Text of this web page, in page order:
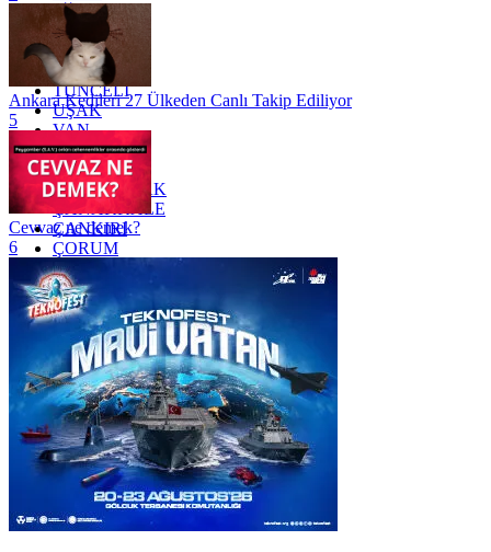
SİİRT
TEKİRDAĞ
TOKAT
TRABZON
TUNCELİ
UŞAK
VAN
YALOVA
YOZGAT
ZONGULDAK
ÇANAKKALE
ÇANKIRI
ÇORUM
İSTANBUL
İZMİR
ŞANLIURFA
ŞIRNAK
Ankara Kedileri 27 Ülkeden Canlı Takip Ediliyor
5
Cevvaz ne demek?
6